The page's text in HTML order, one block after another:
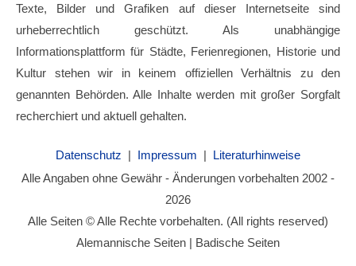
Texte, Bilder und Grafiken auf dieser Internetseite sind
urheberrechtlich geschützt. Als unabhängige
Informationsplattform für Städte, Ferienregionen, Historie und
Kultur stehen wir in keinem offiziellen Verhältnis zu den
genannten Behörden. Alle Inhalte werden mit großer Sorgfalt
recherchiert und aktuell gehalten.
Datenschutz | Impressum | Literaturhinweise
Alle Angaben ohne Gewähr - Änderungen vorbehalten 2002 -
2026
Alle Seiten © Alle Rechte vorbehalten. (All rights reserved)
Alemannische Seiten | Badische Seiten